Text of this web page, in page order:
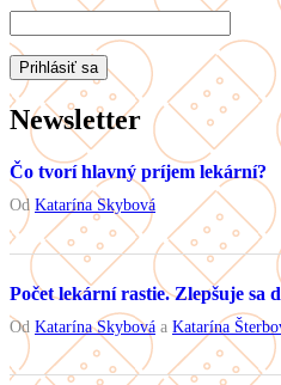
Newsletter
Čo tvorí hlavný príjem lekární?
Od Katarína Skybová
Počet lekární rastie. Zlepšuje sa
Od Katarína Skybová a Katarína